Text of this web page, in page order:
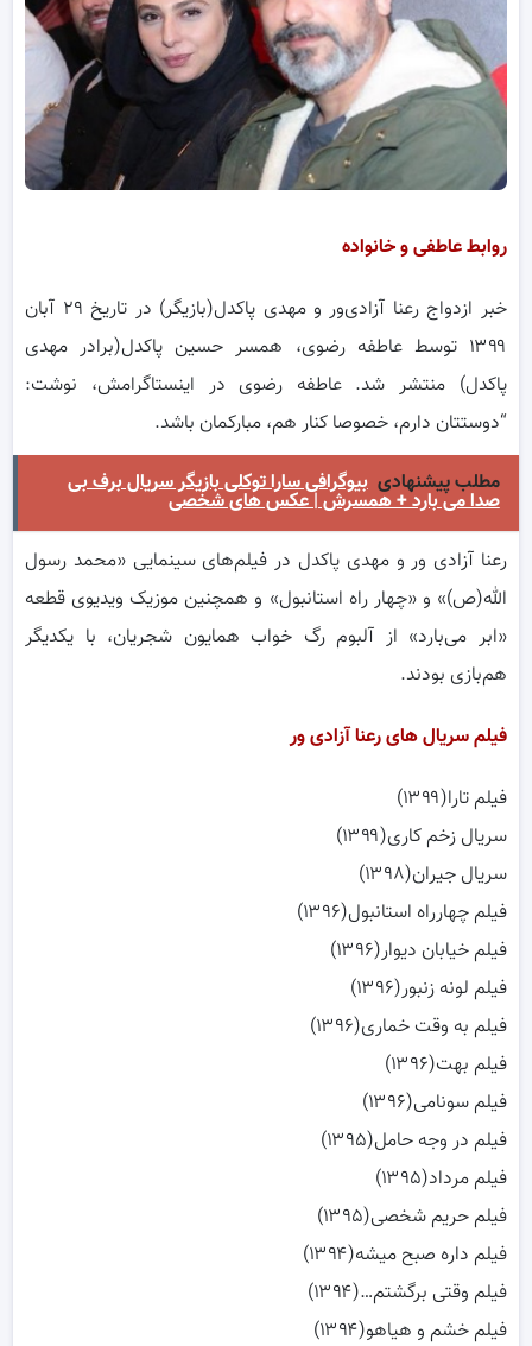
روابط عاطفی و خانواده
خبر ازدواج رعنا آزادی‌ور و مهدی پاکدل(بازیگر) در تاریخ ۲۹ آبان
۱۳۹۹ توسط عاطفه رضوی،‌ همسر حسین پاکدل(برادر مهدی
پاکدل) منتشر شد. عاطفه رضوی در اینستاگرامش، نوشت:
“دوستتان دارم، خصوصا کنار هم، مبارکمان باشد.
مطلب پیشنهادی بیوگرافی سارا توکلی بازیگر سریال برف بی
صدا می بارد + همسرش | عکس های شخصی
رعنا آزادی ور و مهدی پاکدل در فیلم‌های سینمایی «محمد رسول
الله(ص)» و «چهار راه استانبول» و همچنین موزیک ویدیوی قطعه
«ابر می‌بارد» از آلبوم رگ خواب همایون شجریان، با یکدیگر
هم‌بازی بودند.
فیلم سریال های رعنا آزادی ور
فیلم تارا(۱۳۹۹)
سریال زخم کاری(۱۳۹۹)
سریال جیران(۱۳۹۸)
فیلم چهارراه استانبول(۱۳۹۶)
فیلم خیابان دیوار(۱۳۹۶)
فیلم لونه زنبور(۱۳۹۶)
فیلم به وقت خماری(۱۳۹۶)
فیلم بهت(۱۳۹۶)
فیلم سونامی(۱۳۹۶)
فیلم در وجه حامل(۱۳۹۵)
فیلم مرداد(۱۳۹۵)
فیلم حریم شخصی(۱۳۹۵)
فیلم داره صبح میشه(۱۳۹۴)
فیلم وقتی برگشتم…(۱۳۹۴)
فیلم خشم و هیاهو(۱۳۹۴)